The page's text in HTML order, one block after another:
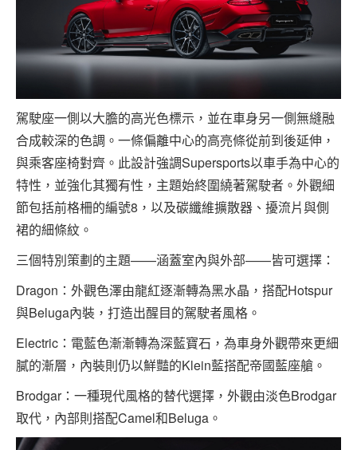
駕駛座一側以大膽的高光色標示，並在車身另一側無縫融
合成較深的色調。一條偏離中心的高亮條從前到後延伸，
與乘客座椅對齊。此設計強調Supersports以車手為中心的
特性，並強化其獨有性，主題始終圍繞著駕駛者。外觀細
節包括前格柵的編號8，以及碳纖維擴散器、擾流片與側
裙的細條紋。
三個特別策劃的主題——涵蓋室內與外部——皆可選擇：
Dragon：外觀色澤由龍紅逐漸轉為黑水晶，搭配Hotspur
與Beluga內裝，打造出醒目的駕駛者風格。
Electric：電藍色漸漸轉為深藍寶石，為車身外觀帶來更細
膩的漸層，內裝則仍以鮮豔的Klein藍搭配帝國藍座艙。
Brodgar：一種現代風格的替代選擇，外觀由淡色Brodgar
取代，內部則搭配Camel和Beluga。